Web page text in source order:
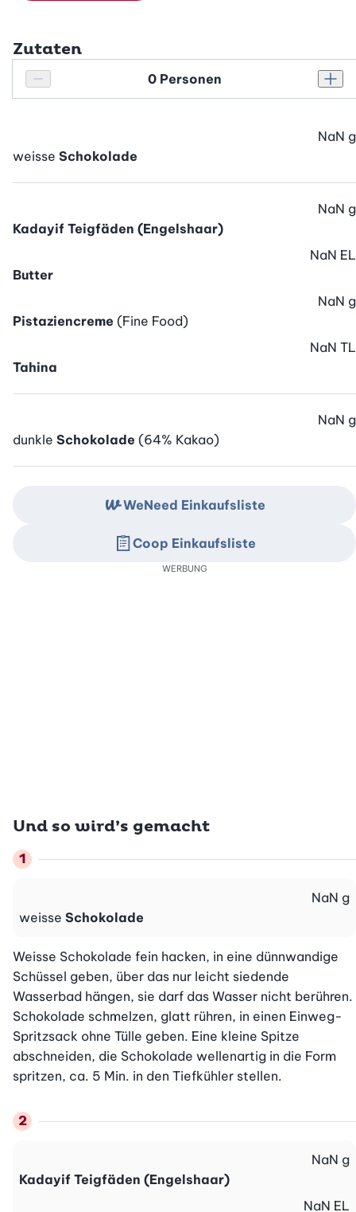
Zutaten
Personenanzahl verringern
Personenanzahl
weisse Schokolade
NaN g
Kadayif Teigfäden (Engelshaar)
NaN g
Butter
NaN EL
Pistaziencreme (Fine Food)
NaN g
Tahina
NaN TL
dunkle Schokolade (64% Kakao)
NaN g
Und so wird’s gemacht
weisse Schokolade
NaN g
Weisse Schokolade fein hacken, in eine dünnwandige
Schüssel geben, über das nur leicht siedende
Wasserbad hängen, sie darf das Wasser nicht berühren.
Schokolade schmelzen, glatt rühren, in einen Einweg-
Spritzsack ohne Tülle geben. Eine kleine Spitze
abschneiden, die Schokolade wellenartig in die Form
spritzen, ca. 5 Min. in den Tiefkühler stellen.
Kadayif Teigfäden (Engelshaar)
NaN g
NaN EL
WeNeed Einkaufsliste
Coop Einkaufsliste
WERBUNG